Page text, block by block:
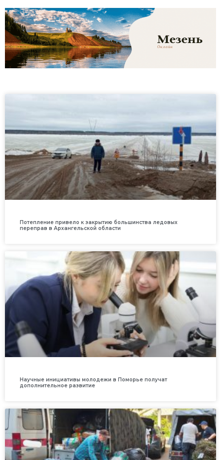
Потепление привело к закрытию большинства ледовых
переправ в Архангельской области
Научные инициативы молодежи в Поморье получат
дополнительное развитие